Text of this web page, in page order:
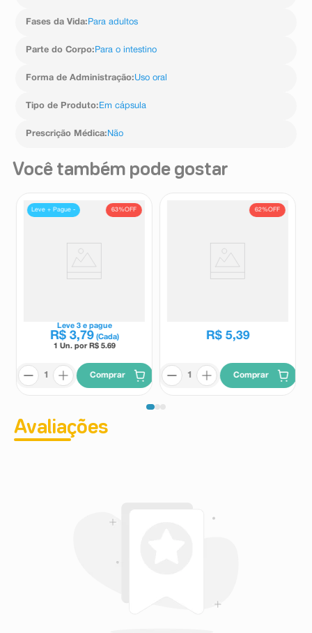
Fases da Vida: Para adultos
Parte do Corpo: Para o intestino
Forma de Administração:Uso oral
Tipo de Produto: Em cápsula
Prescrição Médica: Não
Você também pode gostar
63%OFF
Leve + Pague -
Leve 3e pague
R$ 3,79 (Cada)
1 Un. por R$ 5.69
Comprar
62%OFF
R$ 5,39
Comprar
Avaliações